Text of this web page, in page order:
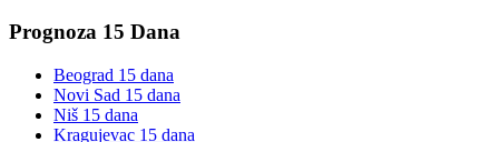
Prognoza 15 Dana
Beograd 15 dana
Novi Sad 15 dana
Niš 15 dana
Kragujevac 15 dana